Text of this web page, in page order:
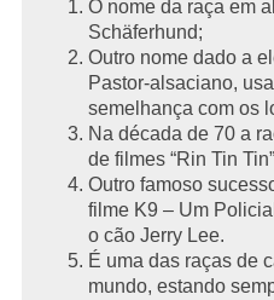
O nome da raça em
Schäferhund;
Outro nome dado a
Pastor-alsaciano,
semelhança com os
Na década de 70 a
de filmes “Rin Tin Tin”
Outro famoso
filme K9 – Um
o cão Jerry Lee.
É uma das raças de
mundo, estando